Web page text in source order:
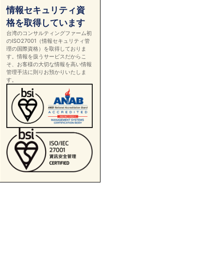
情報セキュリティ資
格を取得しています
台湾のコンサルティングファーム初
のISO27001（情報セキュリティ管
理の国際資格）を取得しておりま
す。情報を扱うサービスだからこ
そ、お客様の大切な情報を高い情報
管理手法に則りお預かりいたしま
す。